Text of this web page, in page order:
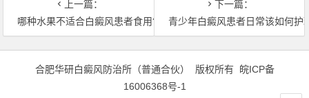
上一篇：
哪种水果不适合白癜风患者食用?
下一篇：
青少年白癜风患者日常该如何护
合肥华研白癜风防治所（普通合伙） 版权所有 皖ICP备
16006368号-1